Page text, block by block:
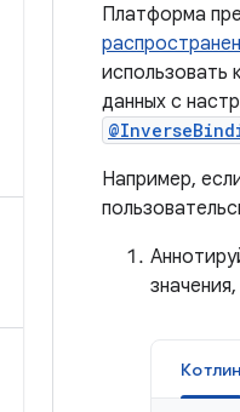
Платформа
использовать
данных с
Например,